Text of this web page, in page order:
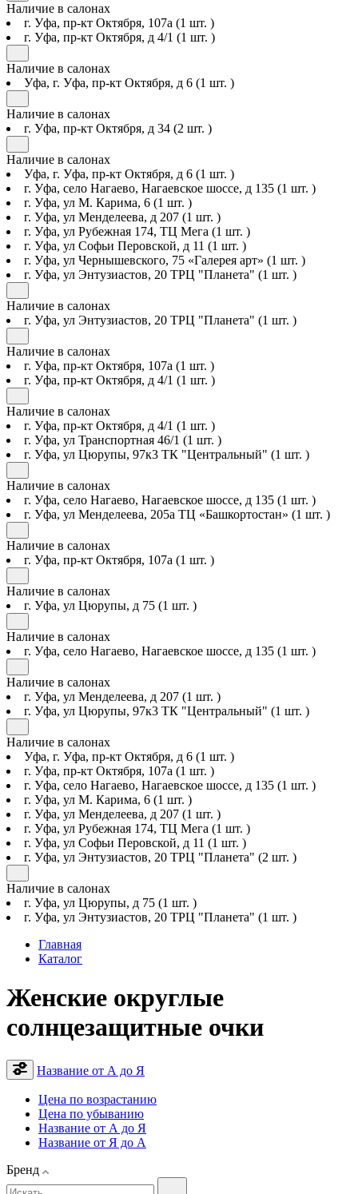
Наличие в салонах
г. Уфа, пр-кт Октября, 107а (1 шт. )
г. Уфа, пр-кт Октября, д 4/1 (1 шт. )
Наличие в салонах
Уфа, г. Уфа, пр-кт Октября, д 6 (1 шт. )
Наличие в салонах
г. Уфа, пр-кт Октября, д 34 (2 шт. )
Наличие в салонах
Уфа, г. Уфа, пр-кт Октября, д 6 (1 шт. )
г. Уфа, село Нагаево, Нагаевское шоссе, д 135 (1 шт. )
г. Уфа, ул М. Карима, 6 (1 шт. )
г. Уфа, ул Менделеева, д 207 (1 шт. )
г. Уфа, ул Рубежная 174, ТЦ Мега (1 шт. )
г. Уфа, ул Софьи Перовской, д 11 (1 шт. )
г. Уфа, ул Чернышевского, 75 «Галерея арт» (1 шт. )
г. Уфа, ул Энтузиастов, 20 ТРЦ "Планета" (1 шт. )
Наличие в салонах
г. Уфа, ул Энтузиастов, 20 ТРЦ "Планета" (1 шт. )
Наличие в салонах
г. Уфа, пр-кт Октября, 107а (1 шт. )
г. Уфа, пр-кт Октября, д 4/1 (1 шт. )
Наличие в салонах
г. Уфа, пр-кт Октября, д 4/1 (1 шт. )
г. Уфа, ул Транспортная 46/1 (1 шт. )
г. Уфа, ул Цюрупы, 97к3 ТК "Центральный" (1 шт. )
Наличие в салонах
г. Уфа, село Нагаево, Нагаевское шоссе, д 135 (1 шт. )
г. Уфа, ул Менделеева, 205а ТЦ «Башкортостан» (1 шт. )
Наличие в салонах
г. Уфа, пр-кт Октября, 107а (1 шт. )
Наличие в салонах
г. Уфа, ул Цюрупы, д 75 (1 шт. )
Наличие в салонах
г. Уфа, село Нагаево, Нагаевское шоссе, д 135 (1 шт. )
Наличие в салонах
г. Уфа, ул Менделеева, д 207 (1 шт. )
г. Уфа, ул Цюрупы, 97к3 ТК "Центральный" (1 шт. )
Наличие в салонах
Уфа, г. Уфа, пр-кт Октября, д 6 (1 шт. )
г. Уфа, пр-кт Октября, 107а (1 шт. )
г. Уфа, село Нагаево, Нагаевское шоссе, д 135 (1 шт. )
г. Уфа, ул М. Карима, 6 (1 шт. )
г. Уфа, ул Менделеева, д 207 (1 шт. )
г. Уфа, ул Рубежная 174, ТЦ Мега (1 шт. )
г. Уфа, ул Софьи Перовской, д 11 (1 шт. )
г. Уфа, ул Энтузиастов, 20 ТРЦ "Планета" (2 шт. )
Наличие в салонах
г. Уфа, ул Цюрупы, д 75 (1 шт. )
г. Уфа, ул Энтузиастов, 20 ТРЦ "Планета" (1 шт. )
Главная
Каталог
Женские округлые
солнцезащитные очки
Название от А до Я
Цена по возрастанию
Цена по убыванию
Название от А до Я
Название от Я до А
Бренд